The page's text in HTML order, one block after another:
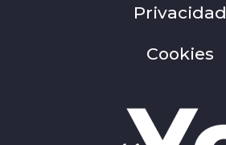
Privacidad
Cookies